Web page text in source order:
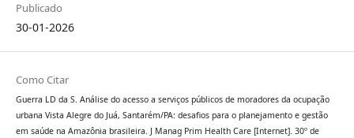
Publicado
30-01-2026
Como Citar
Guerra LD da S. Análise do acesso a serviços públicos de moradores da ocupação
urbana Vista Alegre do Juá, Santarém/PA: desafios para o planejamento e gestão
em saúde na Amazônia brasileira. J Manag Prim Health Care [Internet]. 30º de